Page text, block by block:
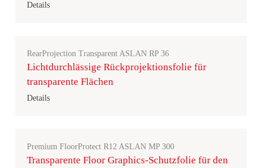
Details
RearProjection Transparent ASLAN RP 36
Lichtdurchlässige Rückprojektionsfolie für
transparente Flächen
Details
Premium FloorProtect R12 ASLAN MP 300
Transparente Floor Graphics-Schutzfolie für den